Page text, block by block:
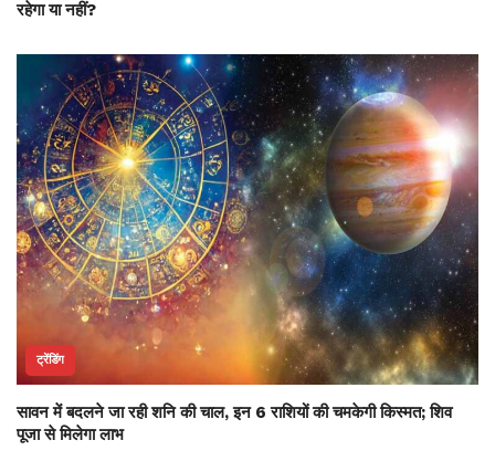
रहेगा या नहीं?
ट्रेंडिंग
सावन में बदलने जा रही शनि की चाल, इन 6 राशियों की चमकेगी किस्मत; शिव
पूजा से मिलेगा लाभ